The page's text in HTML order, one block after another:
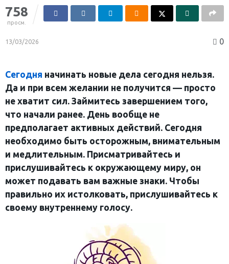
758
просм.
13/03/2026 0
Сегодня начинать новые дела сегодня нельзя.
Да и при всем желании не получится — просто
не хватит сил. Займитесь завершением того,
что начали ранее. День вообще не
предполагает активных действий. Сегодня
необходимо быть осторожным, внимательным
и медлительным. Присматривайтесь и
прислушивайтесь к окружающему миру, он
может подавать вам важные знаки. Чтобы
правильно их истолковать, прислушивайтесь к
своему внутреннему голосу.